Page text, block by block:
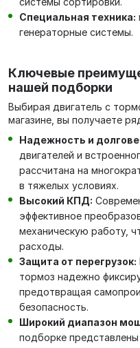
Специальная техника:
генераторные системы.
Ключевые
нашей подборки
Выбирая двигатель с
магазине, вы получаете
Надежность и
двигателей и
рассчитана на
в тяжелых условиях.
Высокий КПД:
эффективное
механическую работу,
расходы.
Защита от перегрузок:
тормоз надежно
предотвращая
безопасность.
Широкий диапазон
подборке